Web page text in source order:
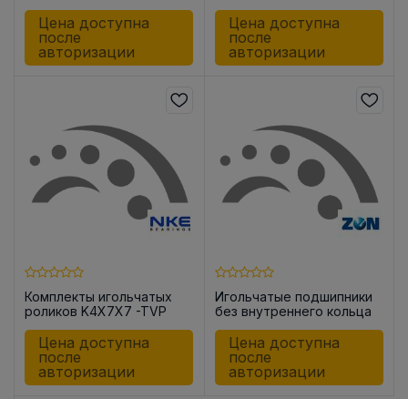
Цена доступна
после
авторизации
стороны BK1516
Цена доступна
после
авторизации
Комплекты игольчатых
роликов K4X7X7 -TVP
Цена доступна
после
авторизации
Игольчатые подшипники
без внутреннего кольца
HK1712
Цена доступна
после
авторизации